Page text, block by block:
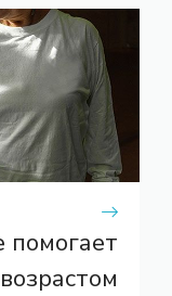
помогает